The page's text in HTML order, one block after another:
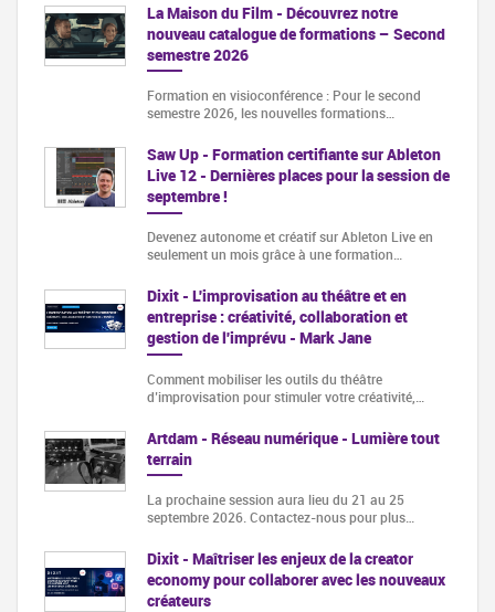
La Maison du Film - Découvrez notre
nouveau catalogue de formations – Second
semestre 2026
Formation en visioconférence : Pour le second
semestre 2026, les nouvelles formations…
Saw Up - Formation certifiante sur Ableton
Live 12 - Dernières places pour la session de
septembre !
Devenez autonome et créatif sur Ableton Live en
seulement un mois grâce à une formation…
Dixit - L'improvisation au théâtre et en
entreprise : créativité, collaboration et
gestion de l'imprévu - Mark Jane
Comment mobiliser les outils du théâtre
d’improvisation pour stimuler votre créativité,…
Artdam - Réseau numérique - Lumière tout
terrain
La prochaine session aura lieu du 21 au 25
septembre 2026. Contactez-nous pour plus…
Dixit - Maîtriser les enjeux de la creator
economy pour collaborer avec les nouveaux
créateurs